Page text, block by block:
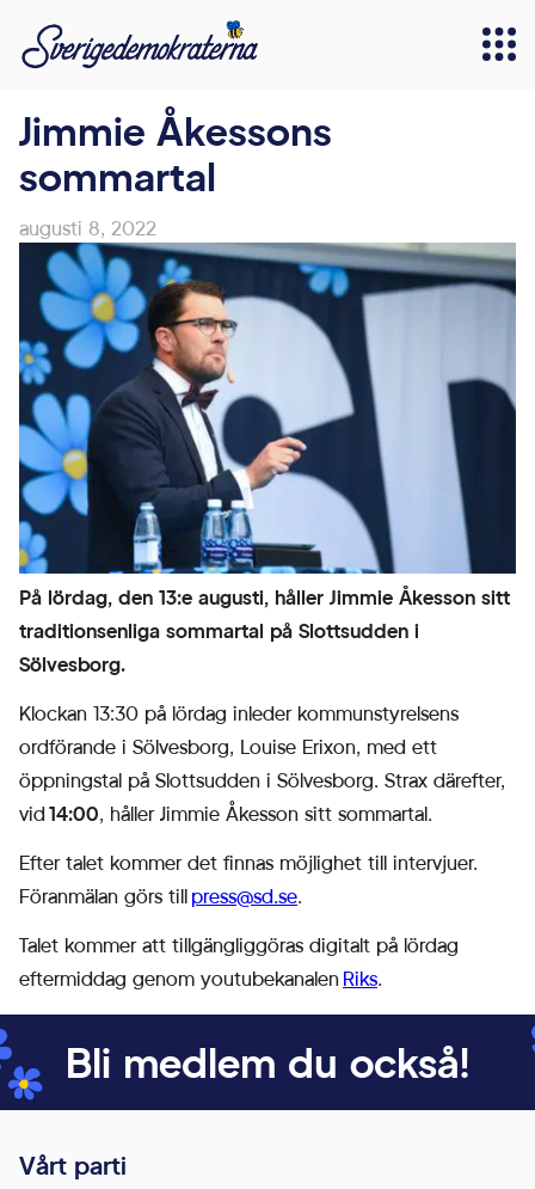
Jimmie Åkessons
sommartal
augusti 8, 2022
På lördag, den 13:e augusti, håller Jimmie Åkesson sitt
traditionsenliga sommartal på Slottsudden i
Sölvesborg.
Klockan 13:30 på lördag inleder kommunstyrelsens
ordförande i Sölvesborg, Louise Erixon, med ett
öppningstal på Slottsudden i Sölvesborg. Strax därefter,
vid14:00, håller Jimmie Åkesson sitt sommartal.
Efter talet kommer det finnas möjlighet till intervjuer.
Föranmälan görs tillpress@sd.se.
Talet kommer att tillgängliggöras digitalt på lördag
eftermiddag genom youtubekanalenRiks.
Bli medlem du också!
Vårt parti
Nödvändiga
cookies låter
dig använda
webbplatsen
genom att
aktivera
funktioner,